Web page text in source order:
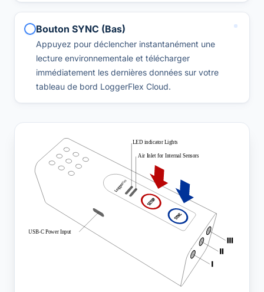
Bouton SYNC (Bas)
Appuyez pour déclencher instantanément une
lecture environnementale et télécharger
immédiatement les dernières données sur votre
tableau de bord LoggerFlex Cloud.